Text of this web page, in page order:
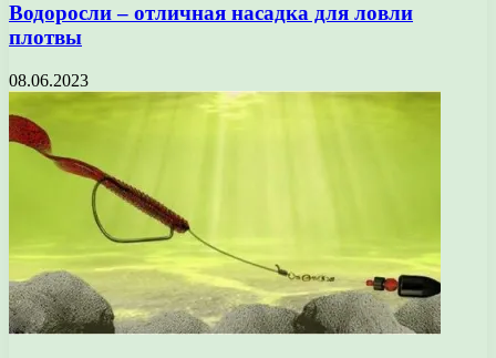
Водоросли – отличная насадка для ловли
плотвы
08.06.2023